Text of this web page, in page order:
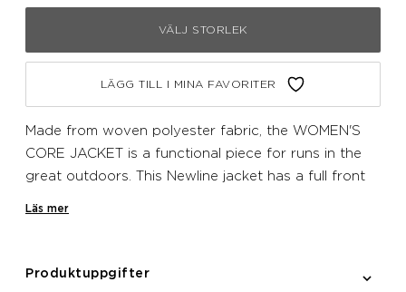
VÄLJ STORLEK
LÄGG TILL I MINA FAVORITER
Made from woven polyester fabric, the WOMEN'S
CORE JACKET is a functional piece for runs in the
great outdoors. This Newline jacket has a full front
is water repellent and has wind protection.
Läs mer
Produktuppgifter